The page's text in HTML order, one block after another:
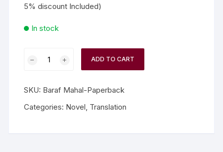
5% discount Included)
In stock
ADD TO CART
SKU: Baraf Mahal-Paperback
Categories: Novel, Translation